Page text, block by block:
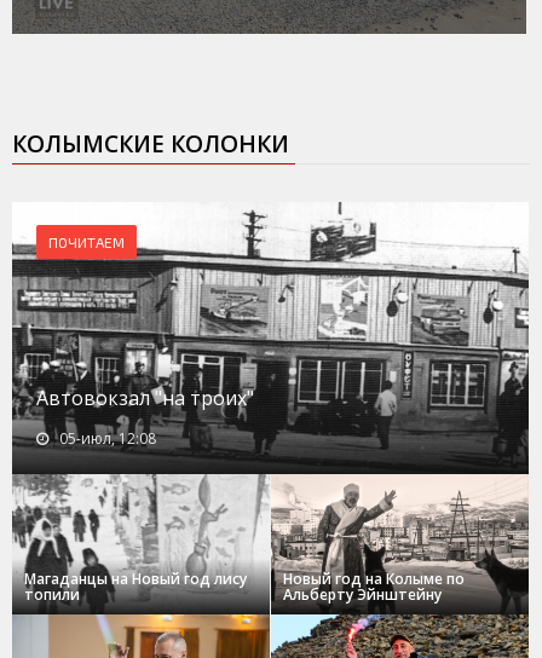
КОЛЫМСКИЕ КОЛОНКИ
ПОЧИТАЕМ
Автовокзал "на троих"
05-июл, 12:08
Магаданцы на Новый год лису
топили
Новый год на Колыме по
Альберту Эйнштейну